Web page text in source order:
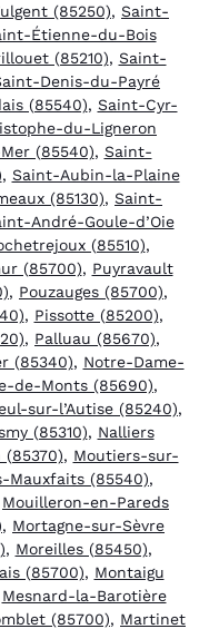
(85250), Saint-
Étienne-du-Bois
(85210), Saint-
Denis-du-Payré
(85540), Saint-Cyr-
du-Ligneron
(85540), Saint-
, Saint-Aubin-la-Plaine
(85130), Saint-
André-Goule-d’Oie
(85510),
(85700), Puyravault
, Pouzauges (85700),
, Pissotte (85200),
, Palluau (85670),
(85340), Notre-Dame-
de-Monts (85690),
sur-l’Autise (85240),
(85310), Nalliers
, Moutiers-sur-
Mauxfaits (85540),
Mouilleron-en-Pareds
, Mortagne-sur-Sèvre
, Moreilles (85450),
(85700), Montaigu
Mesnard-la-Barotière
(85700), Martinet